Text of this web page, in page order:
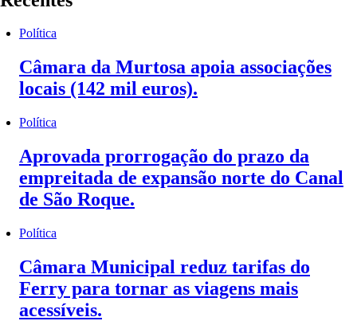
Política
Câmara da Murtosa apoia associações
locais (142 mil euros).
Política
Aprovada prorrogação do prazo da
empreitada de expansão norte do Canal
de São Roque.
Política
Câmara Municipal reduz tarifas do
Ferry para tornar as viagens mais
acessíveis.